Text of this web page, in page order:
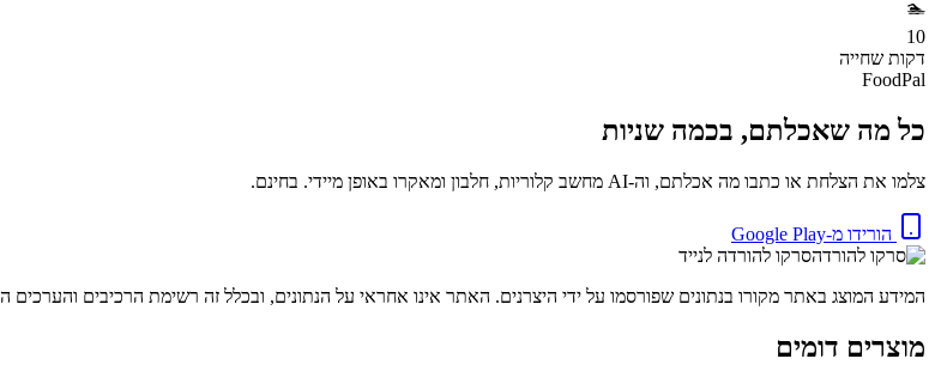
🏊
10
דקות שחייה
FoodPal
כל מה שאכלתם, בכמה שניות
צלמו את הצלחת או כתבו מה אכלתם, וה-AI מחשב קלוריות, חלבון ומאקרו באופן מיידי. בחינם.
הורידו מ-Google Play
סרקו להורדה לנייד
המידע המוצג באתר מקורו בנתונים שפורסמו על ידי היצרנים. האתר אינו אחראי על הנתונים, ובכלל זה רשימת הרכיבים והערכים
מוצרים דומים